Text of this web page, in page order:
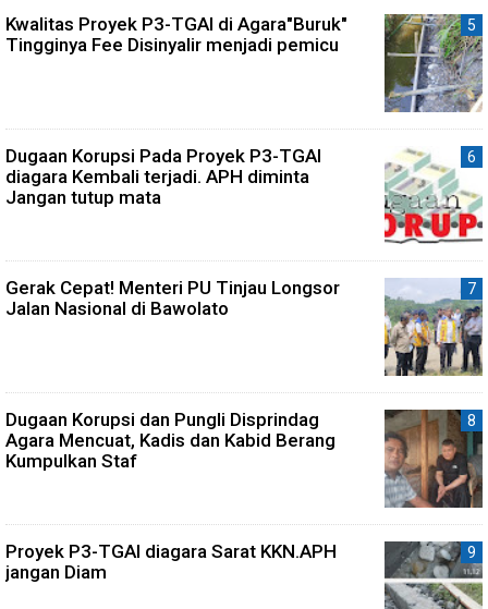
Kwalitas Proyek P3-TGAI di Agara"Buruk"
Tingginya Fee Disinyalir menjadi pemicu
Dugaan Korupsi Pada Proyek P3-TGAI
diagara Kembali terjadi. APH diminta
Jangan tutup mata
Gerak Cepat! Menteri PU Tinjau Longsor
Jalan Nasional di Bawolato
Dugaan Korupsi dan Pungli Disprindag
Agara Mencuat, Kadis dan Kabid Berang
Kumpulkan Staf
Proyek P3-TGAI diagara Sarat KKN.APH
jangan Diam